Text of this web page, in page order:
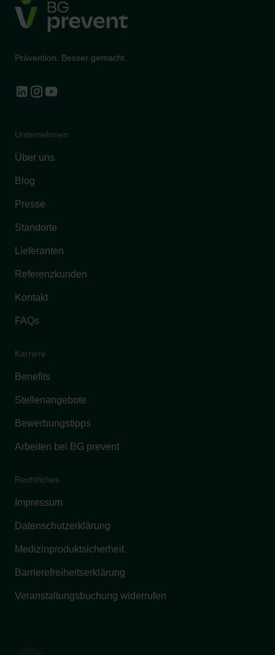
Prävention. Besser gemacht.
Unternehmen
Über uns
Blog
Presse
Standorte
Lieferanten
Referenzkunden
Kontakt
FAQs
Karriere
Benefits
Stellenangebote
Bewerbungstipps
Arbeiten bei BG prevent
Rechtliches
Impressum
Datenschutzerklärung
Medizinproduktsicherheit
Barrierefreiheitserklärung
Veranstaltungsbuchung widerrufen